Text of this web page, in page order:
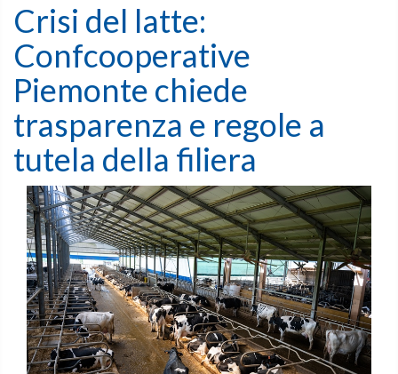
Crisi del latte:
Confcooperative
Piemonte chiede
trasparenza e regole a
tutela della filiera